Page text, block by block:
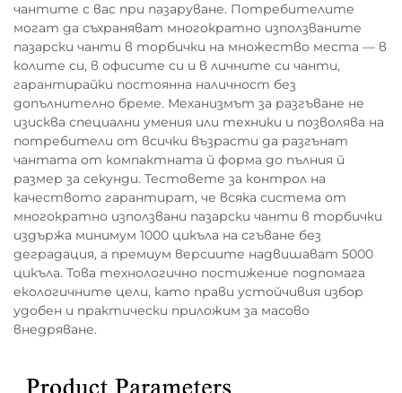
чантите с вас при пазаруване. Потребителите
могат да съхраняват многократно използваните
пазарски чанти в торбички на множество места — в
колите си, в офисите си и в личните си чанти,
гарантирайки постоянна наличност без
допълнително бреме. Механизмът за разгъване не
изисква специални умения или техники и позволява на
потребители от всички възрасти да разгънат
чантата от компактната й форма до пълния й
размер за секунди. Тестовете за контрол на
качеството гарантират, че всяка система от
многократно използвани пазарски чанти в торбички
издържа минимум 1000 цикъла на сгъване без
деградация, а премиум версиите надвишават 5000
цикъла. Това технологично постижение подпомага
екологичните цели, като прави устойчивия избор
удобен и практически приложим за масово
внедряване.